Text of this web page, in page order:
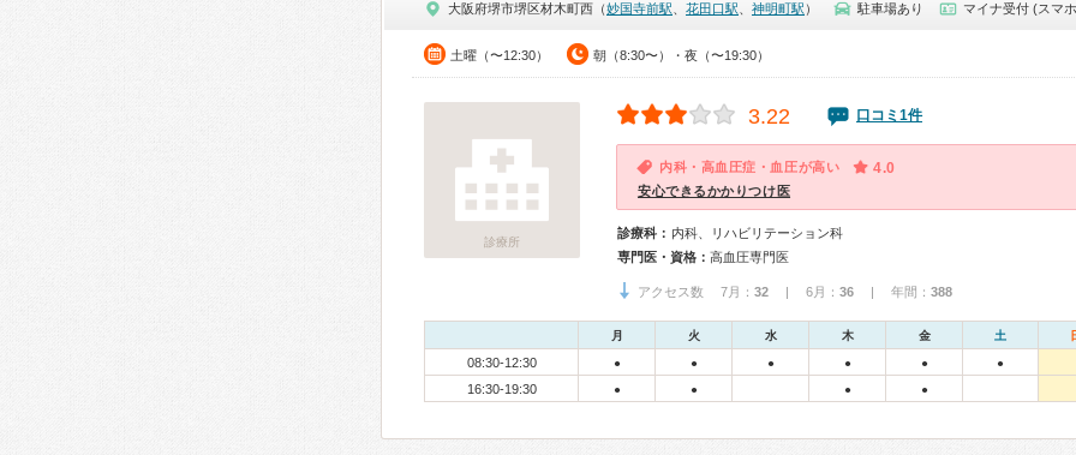
大阪府堺市堺区材木町西（妙国寺前駅 花田口駅 神明町駅 ） 駐車場あり マイナ受付 (スマ
土曜（〜12:30） 朝（8:30〜）・夜（〜19:30）
診療所
3.22 口コミ1件
内科・高血圧症・血圧が高い 4.0
安心できるかかりつけ医
診療科： 内科、リハビリテーション科
専門医・資格： 高血圧専門医
アクセス数 7月： 32 | 6月： 36 | 年間： 388
月 火 水 木 金 土
08:30-12:30 ● ● ● ● ● ●
16:30-19:30 ● ● ● ●